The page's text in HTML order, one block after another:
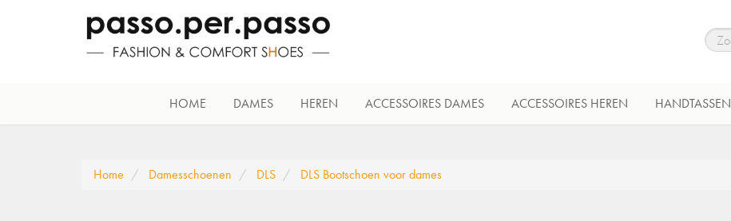
HOME DAMES HEREN ACCESSOIRES DAMES ACCESSOIRES HEREN HANDTASSEN
Home Damesschoenen DLS DLS Bootschoen voor dames